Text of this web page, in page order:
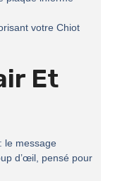
votre Chiot
Et
: le message
d’œil, pensé pour